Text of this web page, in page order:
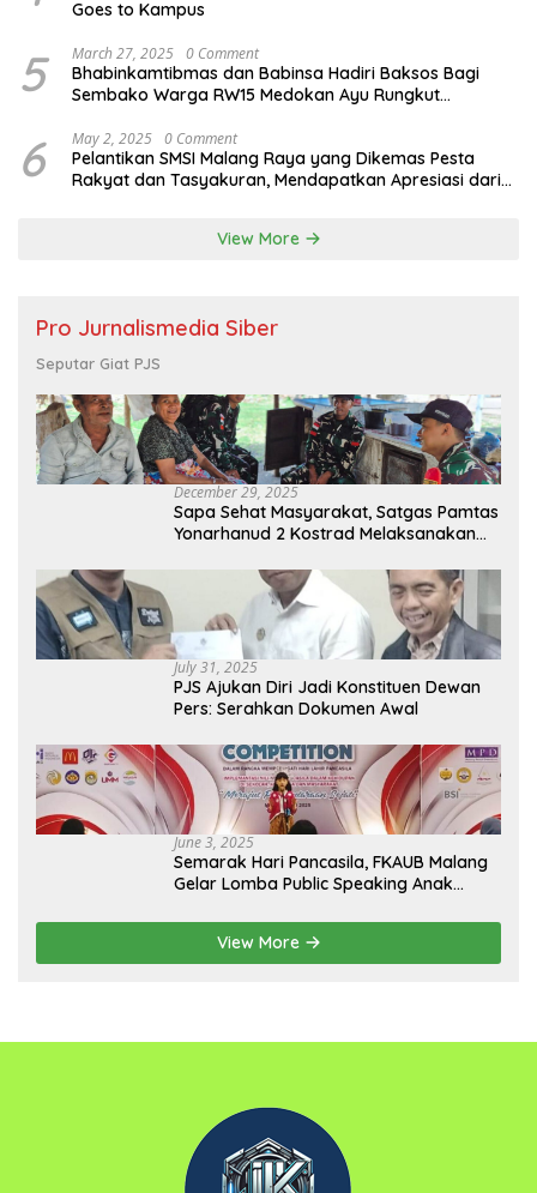
Goes to Kampus
5 March 27, 2025 0 Comment
Bhabinkamtibmas dan Babinsa Hadiri Baksos Bagi
Sembako Warga RW15 Medokan Ayu Rungkut
6 May 2, 2025 0 Comment
Pelantikan SMSI Malang Raya yang Dikemas Pesta
Rakyat dan Tasyakuran, Mendapatkan Apresiasi dari
View More
Pro Jurnalismedia Siber
Seputar Giat PJS
December 29, 2025
Sapa Sehat Masyarakat, Satgas Pamtas
Yonarhanud 2 Kostrad Melaksanakan
July 31, 2025
PJS Ajukan Diri Jadi Konstituen Dewan
Pers: Serahkan Dokumen Awal
June 3, 2025
Semarak Hari Pancasila, FKAUB Malang
Gelar Lomba Public Speaking Anak
Pancasila
View More